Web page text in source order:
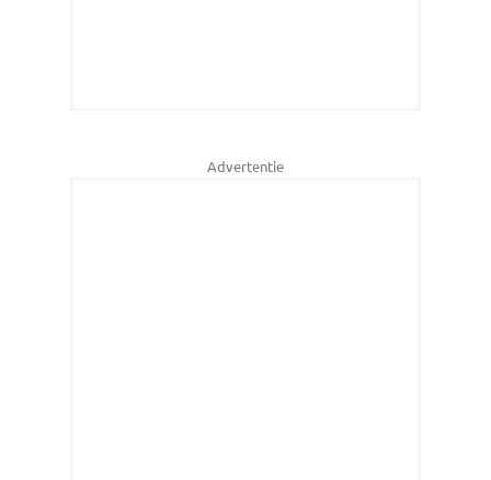
Advertentie